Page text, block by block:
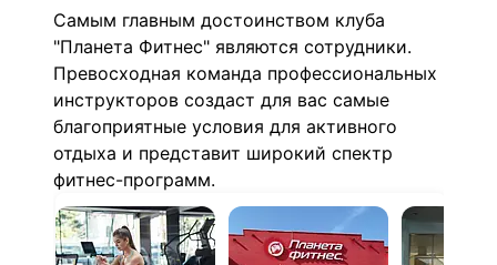
Самым главным достоинством клуба
"Планета Фитнес" являются сотрудники.
Превосходная команда профессиональных
инструкторов создаст для вас самые
благоприятные условия для активного
отдыха и представит широкий спектр
фитнес-программ.